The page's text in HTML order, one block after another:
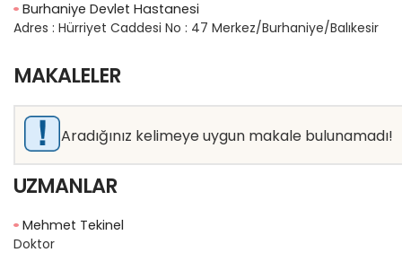
Burhaniye Devlet Hastanesi
Adres : Hürriyet Caddesi No : 47 Merkez/Burhaniye/Balıkesir
MAKALELER
Aradığınız kelimeye uygun makale bulunamadı!
UZMANLAR
Mehmet Tekinel
Doktor